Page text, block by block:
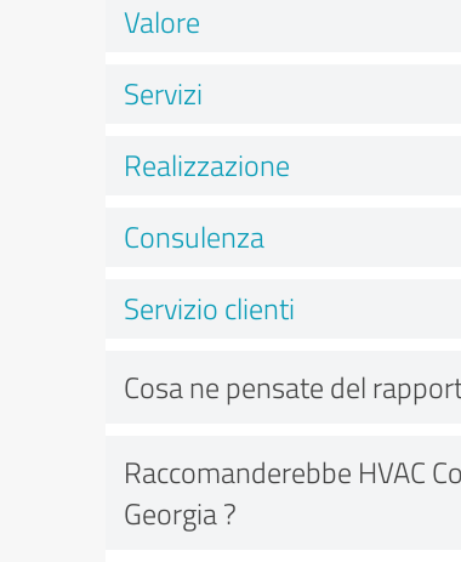
Valore
Servizi
Realizzazione
Consulenza
Servizio clienti
Cosa ne pensate del
Raccomanderebbe HVAC
Georgia ?